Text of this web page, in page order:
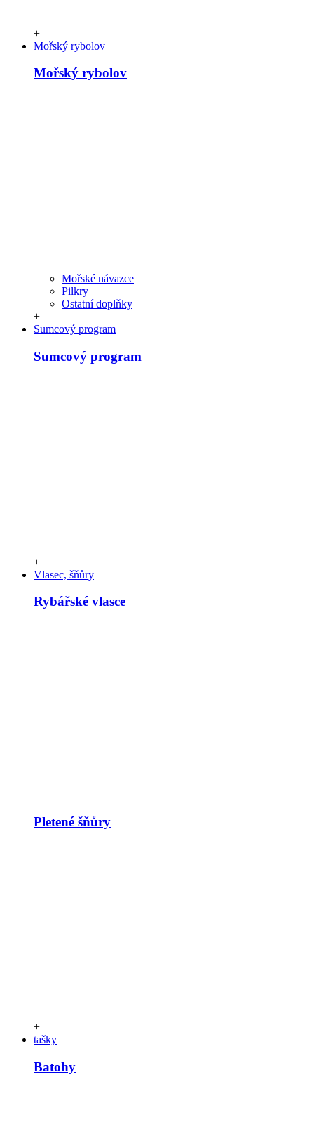
+
Mořský rybolov
Mořský rybolov
Mořské návazce
Pilkry
Ostatní doplňky
+
Sumcový program
Sumcový program
+
Vlasec, šňůry
Rybářské vlasce
Pletené šňůry
+
tašky
Batohy